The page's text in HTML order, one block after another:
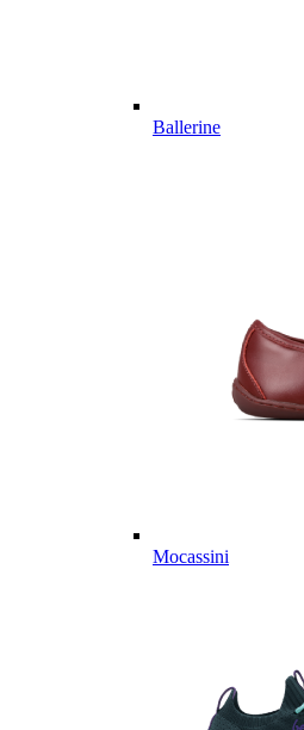
Ballerine
Mocassini